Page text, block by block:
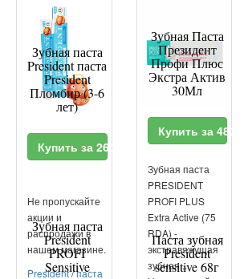
Зубная паста
President паста
President
Пломбир (3-6
лет)
Купить за 260 RUR
Не пропускайте
акции и
распродажи в
нашем магазине.
President/паста
Зубная Паста
Президент
Профи Плюс
Экстра Актив
30Мл
Купить за 483
Зубная паста
PRESIDENT
PROFI PLUS
Extra Active (75
RDA) -
экстравяжущая
зубная...
Зубная паста
President
PROFI
Sensitive
Паста зубная
President
sensitive 68г